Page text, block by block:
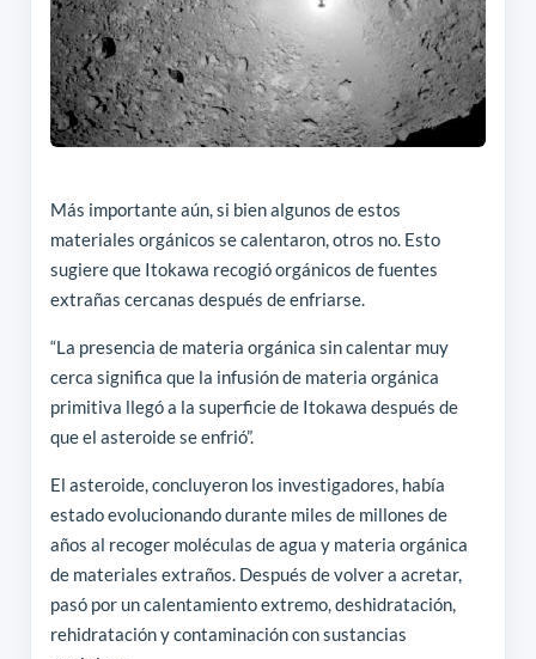
Más importante aún, si bien algunos de estos
materiales orgánicos se calentaron, otros no. Esto
sugiere que Itokawa recogió orgánicos de fuentes
extrañas cercanas después de enfriarse.
“La presencia de materia orgánica sin calentar muy
cerca significa que la infusión de materia orgánica
primitiva llegó a la superficie de Itokawa después de
que el asteroide se enfrió”.
El asteroide, concluyeron los investigadores, había
estado evolucionando durante miles de millones de
años al recoger moléculas de agua y materia orgánica
de materiales extraños. Después de volver a acretar,
pasó por un calentamiento extremo, deshidratación,
rehidratación y contaminación con sustancias